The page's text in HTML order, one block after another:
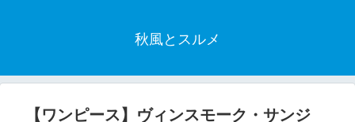
秋風とスルメ
【ワンピース】ヴィンスモーク・サンジ